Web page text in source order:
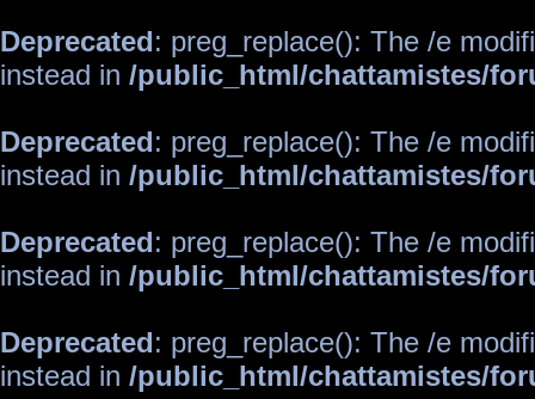
Deprecated: preg_replace(): The /e
instead in /public_html/chattamistes/
Deprecated: preg_replace(): The /e
instead in /public_html/chattamistes/
Deprecated: preg_replace(): The /e
instead in /public_html/chattamistes/
Deprecated: preg_replace(): The /e
instead in /public_html/chattamistes/